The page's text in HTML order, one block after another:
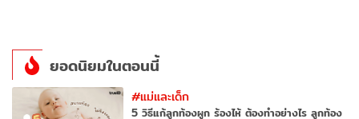
ยอดนิยมในตอนนี้
#แม่และเด็ก
5 วิธีแก้ลูกท้องผูก ร้องไห้ ต้องทำอย่างไร ลูกท้อง